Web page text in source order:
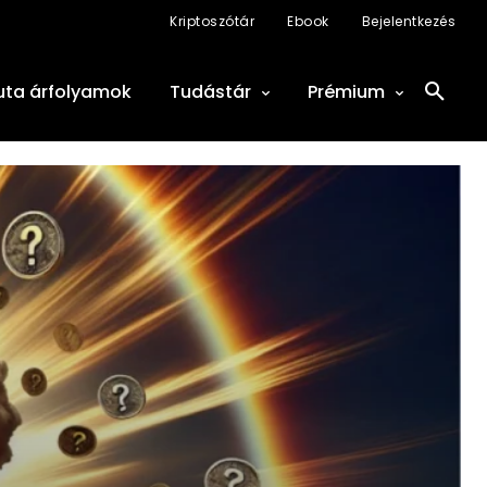
Kriptoszótár Ebook Bejelentkezés
árfolyamok Tudástár Prémium